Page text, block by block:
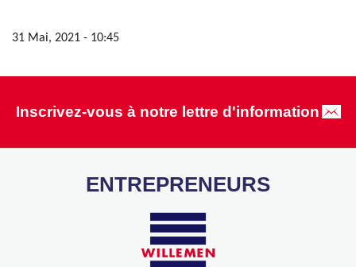
31 Mai, 2021 - 10:45
Inscrivez-vous à notre lettre d'information
ENTREPRENEURS